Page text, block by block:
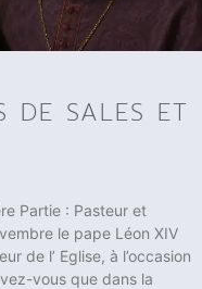
DE SALES ET
Partie : Pasteur et
le pape Léon XIV
de l’ Eglise, à l’occasion
vous que dans la